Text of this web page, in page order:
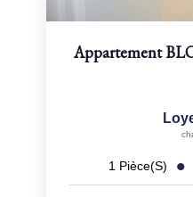
Appartement
1 Pièce(s)